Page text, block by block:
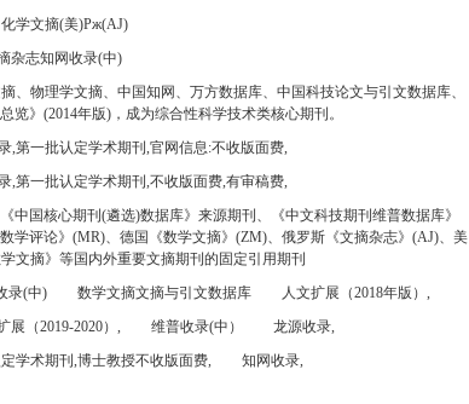
化学文摘(美)Pж(AJ)
杂志知网收录(中)
物理学文摘、中国知网、万方数据库、中国科技论文与引文数据库、
》(2014年版)，成为综合性科学技术类核心期刊。
,第一批认定学术期刊,官网信息:不收版面费,
,第一批认定学术期刊,不收版面费,有审稿费,
国核心期刊(遴选)数据库》来源期刊、《中文科技期刊维普数据库》
学评论》(MR)、德国《数学文摘》(ZM)、俄罗斯《文摘杂志》(AJ)、美
文摘》等国内外重要文摘期刊的固定引用期刊
录(中) 数学文摘文摘与引文数据库
人文扩展（2018年版）,
展（2019-2020）, 维普收录(中）
龙源收录,
学术期刊,博士教授不收版面费,
知网收录,